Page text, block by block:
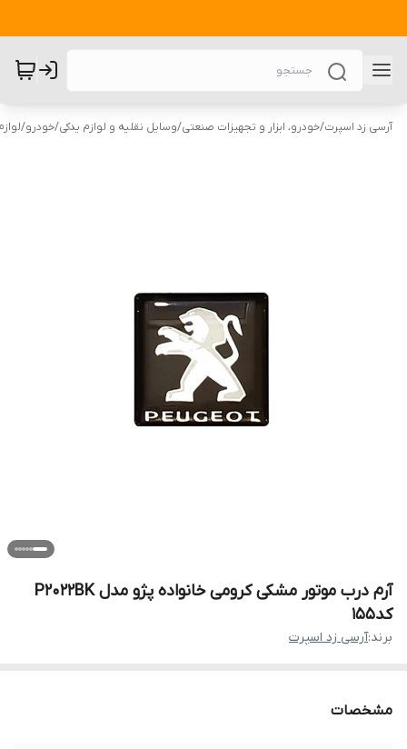
آرسی زد اسپرت/خودرو، ابزار و تجهیزات صنعتی/وسایل نقلیه و لوازم یدکی/خودرو/
آرم درب موتور مشکی کرومی خانواده پژو مدل P2022BK
کد155
برند:آرسی زد اسپرت
مشخصات